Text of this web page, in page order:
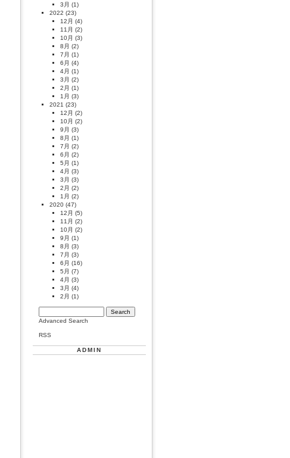
3月 (1)
2022 (23)
12月 (4)
11月 (2)
10月 (3)
8月 (2)
7月 (1)
6月 (4)
4月 (1)
3月 (2)
2月 (1)
1月 (3)
2021 (23)
12月 (2)
10月 (2)
9月 (3)
8月 (1)
7月 (2)
6月 (2)
5月 (1)
4月 (3)
3月 (3)
2月 (2)
1月 (2)
2020 (47)
12月 (5)
11月 (2)
10月 (2)
9月 (1)
8月 (3)
7月 (3)
6月 (16)
5月 (7)
4月 (3)
3月 (4)
2月 (1)
Advanced Search
RSS
ADMIN